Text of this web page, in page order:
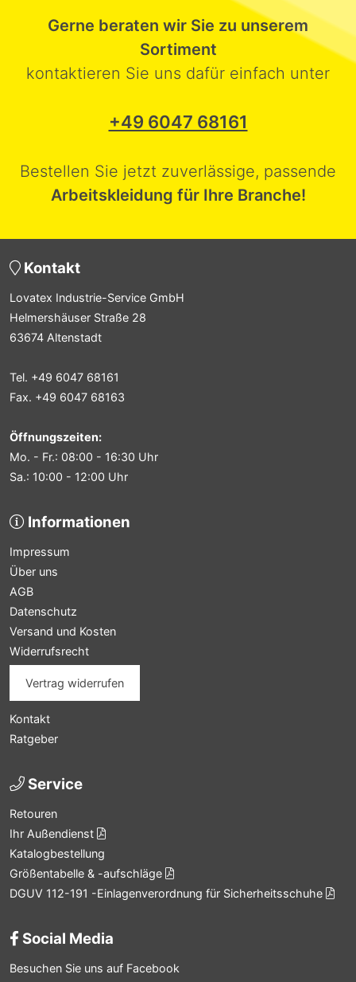
Gerne beraten wir Sie zu unserem
Sortiment
kontaktieren Sie uns dafür einfach unter
+49 6047 68161
Bestellen Sie jetzt zuverlässige, passende
Arbeitskleidung für Ihre Branche!
Kontakt
Lovatex Industrie-Service GmbH
Helmershäuser Straße 28
63674 Altenstadt
Tel. +49 6047 68161
Fax. +49 6047 68163
Öffnungszeiten:
Mo. - Fr.: 08:00 - 16:30 Uhr
Sa.: 10:00 - 12:00 Uhr
Informationen
Impressum
Über uns
AGB
Datenschutz
Versand und Kosten
Widerrufsrecht
Vertrag widerrufen
Kontakt
Ratgeber
Service
Retouren
Ihr Außendienst
Katalogbestellung
Größentabelle & -aufschläge
DGUV 112-191 -Einlagenverordnung für Sicherheitsschuhe
Social Media
Besuchen Sie uns auf Facebook